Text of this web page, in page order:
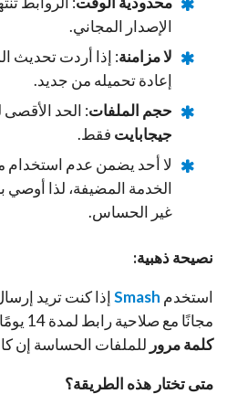
الإصدار المجاني.
لا مزامنة: إذا أردت تحديث
إعادة تحميله من جديد.
حجم الملفات: الحد الأقصى
جيجابايت فقط.
لا أحد يضمن عدم استخدام
الخدمة المضيفة، لذا
غير الحساس.
نصيحة ذهبية:
استخدم Smashإذا كنت تريد
مجانًا مع صلاحية رابط لمدة 14 يومًا! واحرص دائمًا على
كلمة مرور للملفات الحساسة إن
متى تختار هذه الطريقة؟